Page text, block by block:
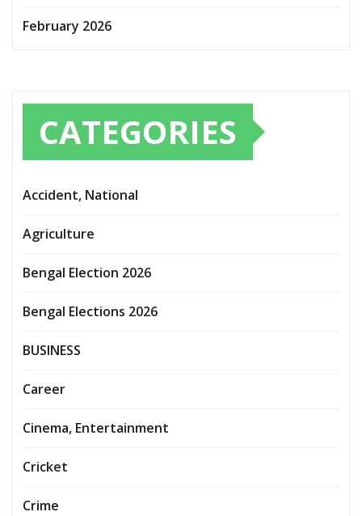
February 2026
CATEGORIES
Accident, National
Agriculture
Bengal Election 2026
Bengal Elections 2026
BUSINESS
Career
Cinema, Entertainment
Cricket
Crime